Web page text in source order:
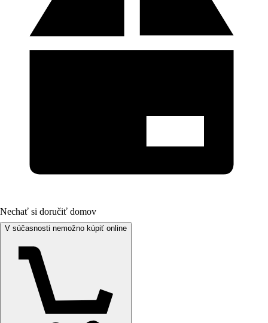
Nechať si doručiť domov
V súčasnosti nemožno kúpiť online